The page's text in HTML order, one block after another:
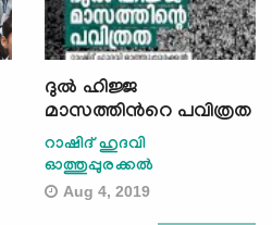
ദുല്‍ ഹിജ്ജ
മാസത്തിന്‍റെ പവിത്രത
റാഷിദ് ഹുദവി
ഓത്തുപ്പുരക്കല്‍
Aug 4, 2019